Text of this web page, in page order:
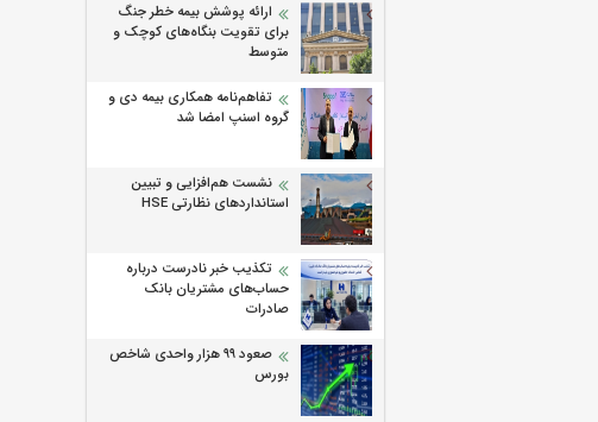
ارائه پوشش بیمه خطر جنگ
برای تقویت بنگاه‌های کوچک و
متوسط
تفاهم‌نامه همکاری بیمه دی و
گروه اسنپ امضا شد
نشست هم‌افزایی و تبیین
استانداردهای نظارتی HSE
تکذیب خبر نادرست درباره
حساب‌های مشتریان بانک
صادرات
صعود ۹۹ هزار واحدی شاخص
بورس